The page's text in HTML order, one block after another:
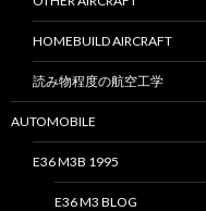
HOMEBUILD AIRCRAFT
読み物程度の航空工学
AUTOMOBILE
E36 M3B 1995
E36 M3 BLOG